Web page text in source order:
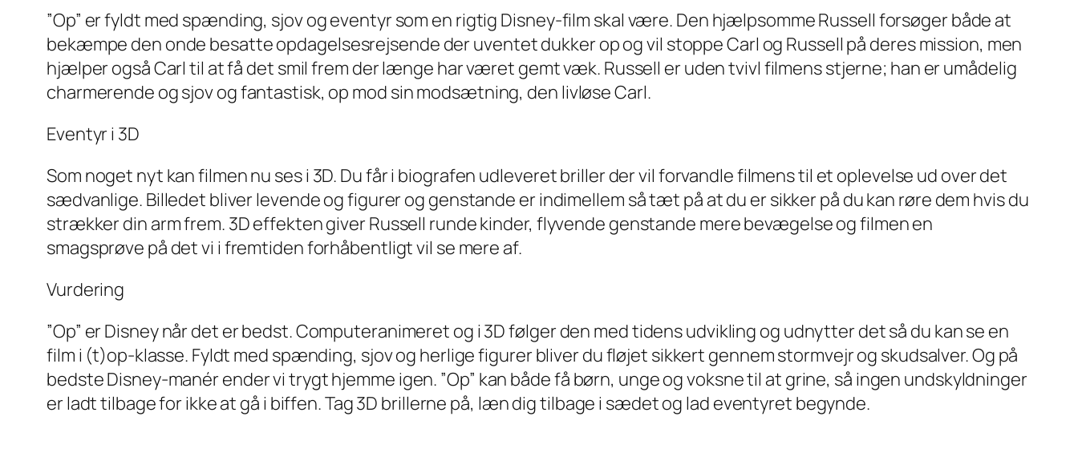
”Op” er fyldt med spænding, sjov og eventyr som en rigtig Disney-film skal være. Den hjælpsomme Russell forsøger både at
bekæmpe den onde besatte opdagelsesrejsende der uventet dukker op og vil stoppe Carl og Russell på deres mission, men
hjælper også Carl til at få det smil frem der længe har været gemt væk. Russell er uden tvivl filmens stjerne; han er umådelig
charmerende og sjov og fantastisk, op mod sin modsætning, den livløse Carl.
Eventyr i 3D
Som noget nyt kan filmen nu ses i 3D. Du får i biografen udleveret briller der vil forvandle filmens til et oplevelse ud over det
sædvanlige. Billedet bliver levende og figurer og genstande er indimellem så tæt på at du er sikker på du kan røre dem hvis du
strækker din arm frem. 3D effekten giver Russell runde kinder, flyvende genstande mere bevægelse og filmen en
smagsprøve på det vi i fremtiden forhåbentligt vil se mere af.
Vurdering
”Op” er Disney når det er bedst. Computeranimeret og i 3D følger den med tidens udvikling og udnytter det så du kan se en
film i (t)op-klasse. Fyldt med spænding, sjov og herlige figurer bliver du fløjet sikkert gennem stormvejr og skudsalver. Og på
bedste Disney-manér ender vi trygt hjemme igen. ”Op” kan både få børn, unge og voksne til at grine, så ingen undskyldninger
er ladt tilbage for ikke at gå i biffen. Tag 3D brillerne på, læn dig tilbage i sædet og lad eventyret begynde.